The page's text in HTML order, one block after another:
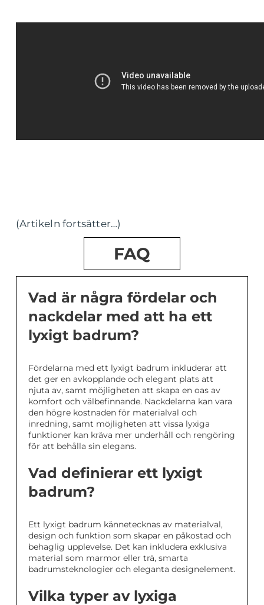
(Artikeln fortsätter…)
FAQ
Vad är några fördelar och
nackdelar med att ha ett
lyxigt badrum?
Fördelarna med ett lyxigt badrum inkluderar att
det ger en avkopplande och elegant plats att
njuta av, samt möjligheten att skapa en oas av
komfort och välbefinnande. Nackdelarna kan vara
den högre kostnaden för materialval och
inredning, samt möjligheten att vissa lyxiga
funktioner kan kräva mer underhåll och rengöring
för att behålla sin elegans.
Vad definierar ett lyxigt
badrum?
Ett lyxigt badrum kännetecknas av materialval,
design och funktion som skapar en påkostad och
behaglig upplevelse. Det kan inkludera exklusiva
material som marmor eller trä, smarta
badrumsteknologier och eleganta designelement.
Vilka typer av lyxiga